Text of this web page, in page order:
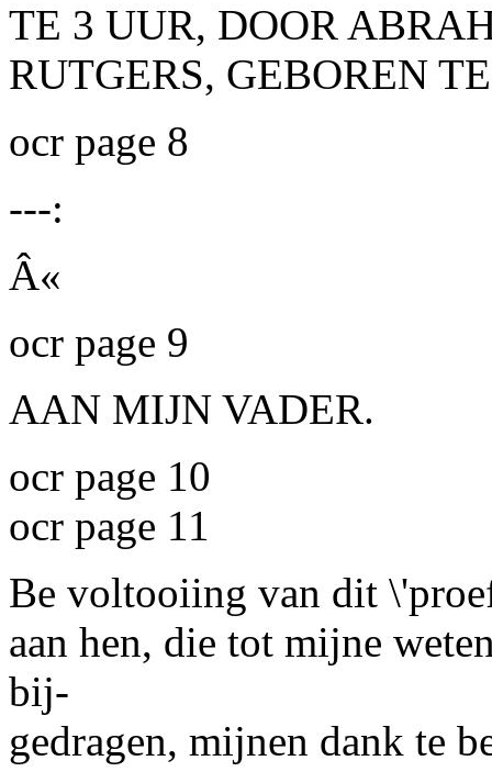
TE 3 UUR, DOOR
RUTGERS, GEBOREN
ocr page 8
---:
Â«
ocr page 9
AAN MIJN VADER.
ocr page 10
ocr page 11
Be voltooiing van dit
aan hen, die tot mijne
bij-
gedragen, mijnen dank te